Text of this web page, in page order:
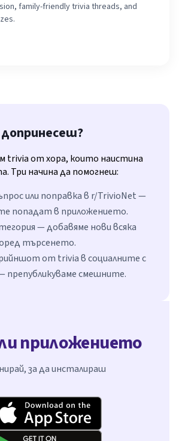
family-friendly trivia threads, and
trivia от хора, които наистина
Три начина да помогнеш:
или поправка в r/TrivioNet —
попадат в приложението.
— добавяме нови всяка
търсенето.
от trivia в социалните с
препубликуваме смешните.
приложението
за да инсталираш